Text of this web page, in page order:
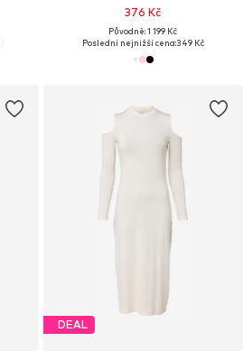
376 Kč
Původně: 1 199 Kč
Poslední nejnižší cena:349 Kč
DEAL